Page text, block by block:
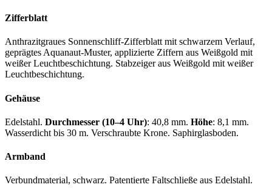
Zifferblatt
Anthrazitgraues Sonnenschliff-Zifferblatt mit schwarzem Verlauf,
geprägtes Aquanaut-Muster, applizierte Ziffern aus Weißgold mit
weißer Leuchtbeschichtung. Stabzeiger aus Weißgold mit weißer
Leuchtbeschichtung.
Gehäuse
Edelstahl. Durchmesser (10–4 Uhr): 40,8 mm. Höhe: 8,1 mm.
Wasserdicht bis 30 m. Verschraubte Krone. Saphirglasboden.
Armband
Verbundmaterial, schwarz. Patentierte Faltschließe aus Edelstahl.